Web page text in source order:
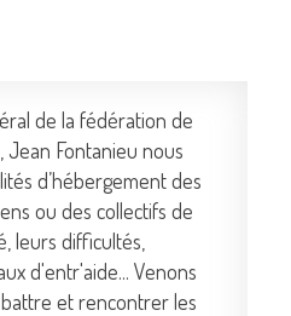
de la fédération de
Jean Fontanieu nous
d’hébergement des
ou des collectifs de
leurs difficultés,
d'entr'aide... Venons
et rencontrer les